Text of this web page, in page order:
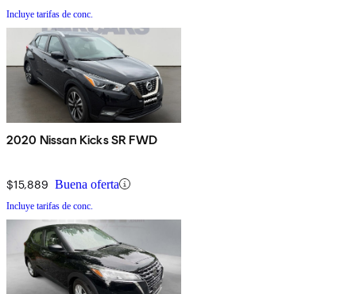
Incluye tarifas de conc.
2020 Nissan Kicks SR FWD
$15,889 Buena oferta
Incluye tarifas de conc.